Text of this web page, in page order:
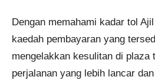
Dengan memahami kadar tol
kaedah pembayaran yang
mengelakkan kesulitan di plaza
perjalanan yang lebih lancar